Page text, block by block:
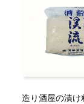
造り酒屋の漬け